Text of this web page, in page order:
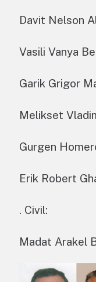
Davit Nelson
Vasili Vanya
Garik Grigor
Melikset
Gurgen
Erik Robert
. Civil:
Madat Arakel